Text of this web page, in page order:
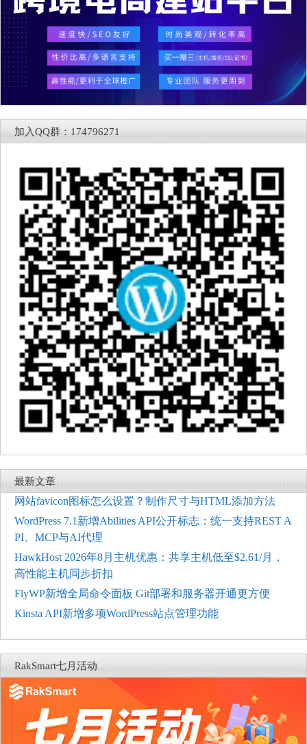
加入QQ群：174796271
最新文章
网站favicon图标怎么设置？制作尺寸与HTML添加方法
WordPress 7.1新增Abilities API公开标志：统一支持REST A
PI、MCP与AI代理
HawkHost 2026年8月主机优惠：共享主机低至$2.61/月，
高性能主机同步折扣
FlyWP新增全局命令面板 Git部署和服务器开通更方便
Kinsta API新增多项WordPress站点管理功能
RakSmart七月活动